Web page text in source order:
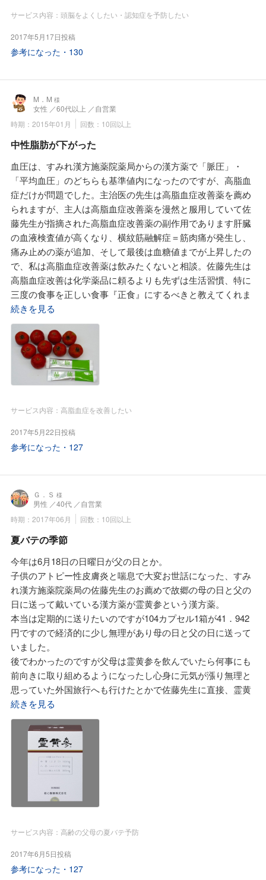
た。
ステロイド(副腎皮質ホルモン)剤のように副作用に恐れる心
配のない滋腎通耳湯、そして保険で飲めるクラシエのウチダ
鳴りが快癒したのは大変ありがたい事だと思います。
すこし落ち着いたら土曜日にNHK文化センターで開催されて
いる佐藤先生の漢方講座に行ってみようと思います。
え事をしていても纏まらない時に頓服として噛んで食べてい
ましたが「能活精」というカプセルは初めての体験。
主成分は羚羊と言う羊の仲間の角の先端とか。
更新まで三ヶ月。
そして本日、免許の更新日。
なんとAランクで更新終了。
まずは佐藤先生に連絡してから家族に報告。
ありがたい事です。
佐藤先生、時には真顔で怒りますが正論なので反論できず反
省しながら生活習慣、特に食生活を改善しながら健康を維持
するための保健薬をこれからも続けたいと思います。
サービス内容：頭脳をよくしたい・認知症を予防したい
2017年5月17日投稿
参考になった・ 130
M．M 様
女性 ／60代以上 ／自営業
時期：2015年01月
回数：10回以上
中性脂肪が下がった
血圧は、すみれ漢方施薬院薬局からの漢方薬で「脈圧」・
「平均血圧」のどちらも基準値内になったのですが、高脂血
症だけが問題でした。主治医の先生は高脂血症改善薬を薦め
られますが、主人は高脂血症改善薬を漫然と服用していて佐
藤先生が指摘された高脂血症改善薬の副作用であります肝臓
の血液検査値が高くなり、横紋筋融解症＝筋肉痛が発生し、
痛み止めの薬が追加、そして最後は血糖値までが上昇したの
で、私は高脂血症改善薬は飲みたくないと相談。佐藤先生は
高脂血症改善は化学薬品に頼るよりも先ずは生活習慣、特に
三度の食事を正しい食事『正食』にするべきと教えてくれま
した。まずは一週間の三度の食事の内容と間食の内容を書い
て持ってくるように言われました。そして個々の内容につい
て細かく改善方法、そして食材の選び方などを詳しく文書に
してくれました。そして『正食』の礎になることが期待出来
るサプリメントとして「バイオリンク粒」と「バイオリンク
BCEx顆粒」を薦められました。あまりにも私のHDL善玉コ
性脂肪が高いので当初は「バイオリンク粒」よりもBCExエ
ました。そして食後に山楂子というバラ科の生薬の実のエキ
スが配合されたサプリメントを「お湯割り」にして飲みまし
これは食欲旺盛だけど食べたものを効率よく代謝できないタ
イプとか。そう言えば食事は美味しく食べられるのに食べた
後に無意識にお腹をさすっていました。食後に山楂の実のエ
キスを「お湯割り」にしたのと「 バイオリンクBCEx顆粒」
を飲んで三ヶ月後に検診そして採血し結果を見たら脂質代謝
し様子を見ましょうと言われました。山楂の実のエキスは
「お湯割り」にしたら甘酸っぱくて私は美味しく飲めまし
た。外食時にも必ずバックにいれて持って行きます。主人に
も食後に1包、「お湯割り」にして飲むように言っていま
す。毎年、年をかさねていくと、いろいろと心身に不快感が
発生しますができるだけ化学薬品の世話にならないように先
ずは佐藤先生の言われる生活習慣、特に食生活の改善に漢方
の知恵を役立てようと思います。来月からの佐藤先生のNHK
文化センターの漢方講座に出席したいと思います。これは孫
の皮膚疾患改善に正しい食事『正食』を取り入れたいからで
す。毎回、すみれ漢方施薬院薬局さんで『正食』の話と正し
い食材の見分け方を聴いていますが、NHK文化センターでき
ちんと基本から学んでみたいと思います。
続きを見る
サービス内容：高脂血症を改善したい
2017年5月22日投稿
参考になった・ 127
Ｇ．Ｓ 様
男性 ／40代 ／自営業
時期：2017年06月
回数：10回以上
夏バテの季節
今年は6月18日の日曜日が父の日とか。
子供のアトピー性皮膚炎と喘息で大変お世話になった、すみ
れ漢方施薬院薬局の佐藤先生のお薦めで故郷の母の日と父の
日に送って戴いている漢方薬が霊黄参という漢方薬。
本当は定期的に送りたいのですが104カプセル1箱が41．942
円ですので経済的に少し無理があり母の日と父の日に送って
いました。
後でわかったのですが父母は霊黄参を飲んでいたら何事にも
前向きに取り組めるようになったし心身に元気が漲り無理と
思っていた外国旅行へも行けたとかで佐藤先生に直接、霊黄
参を電話して送ってもらっているとか。
父母は県外なのに病院の薬についても佐藤先生に相談してい
るとか。
処方せんを持参していないのに親身になって相談を受けてく
れるとかで喜んでいます。
ある時、歯科で処方された薬が内科で処方されている薬との
相性が悪いとかで佐藤先生から歯科の先生に連絡して薬を変
更して戴いたとか、ありがたい事です。
父が留守だったので佐藤先生に電話して体調を話したら、そ
元)と霊黄参を麦味参顆粒の「お湯割り」で飲んでと言われて
実行したら、暫くして元気になれたとか。
続きを見る
サービス内容：高齢の父母の夏バテ予防
2017年6月5日投稿
参考になった・ 127